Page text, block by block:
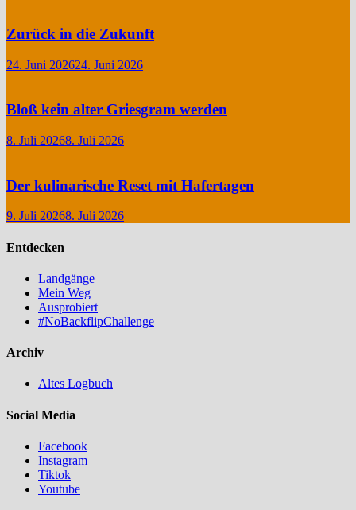
Zurück in die Zukunft
24. Juni 202624. Juni 2026
Bloß kein alter Griesgram werden
8. Juli 20268. Juli 2026
Der kulinarische Reset mit Hafertagen
9. Juli 20268. Juli 2026
Entdecken
Landgänge
Mein Weg
Ausprobiert
#NoBackflipChallenge
Archiv
Altes Logbuch
Social Media
Facebook
Instagram
Tiktok
Youtube